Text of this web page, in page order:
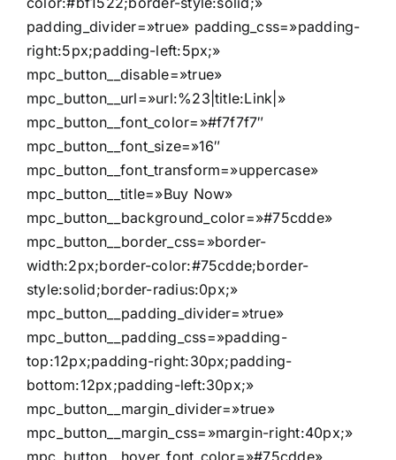
padding_divider=»true» padding_css=»padding-
right:5px;padding-left:5px;»
mpc_button__disable=»true»
mpc_button__url=»url:%23|title:Link|»
mpc_button__font_color=»#f7f7f7″
mpc_button__font_size=»16″
mpc_button__font_transform=»uppercase»
mpc_button__title=»Buy Now»
mpc_button__background_color=»#75cdde»
mpc_button__border_css=»border-
width:2px;border-color:#75cdde;border-
style:solid;border-radius:0px;»
mpc_button__padding_divider=»true»
mpc_button__padding_css=»padding-
top:12px;padding-right:30px;padding-
bottom:12px;padding-left:30px;»
mpc_button__margin_divider=»true»
mpc_button__margin_css=»margin-right:40px;»